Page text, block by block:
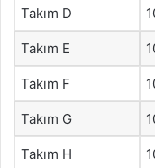
Takım D
Takım E
Takım F
Takım G
Takım H